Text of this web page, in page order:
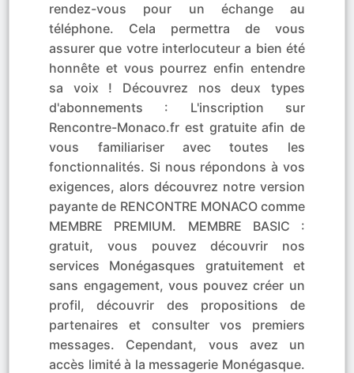
rendez-vous pour un échange au
téléphone. Cela permettra de vous
assurer que votre interlocuteur a bien été
honnête et vous pourrez enfin entendre
sa voix ! Découvrez nos deux types
d'abonnements : L'inscription sur
Rencontre-Monaco.fr est gratuite afin de
vous familiariser avec toutes les
fonctionnalités. Si nous répondons à vos
exigences, alors découvrez notre version
payante de RENCONTRE MONACO comme
MEMBRE PREMIUM. MEMBRE BASIC :
gratuit, vous pouvez découvrir nos
services Monégasques gratuitement et
sans engagement, vous pouvez créer un
profil, découvrir des propositions de
partenaires et consulter vos premiers
messages. Cependant, vous avez un
accès limité à la messagerie Monégasque.